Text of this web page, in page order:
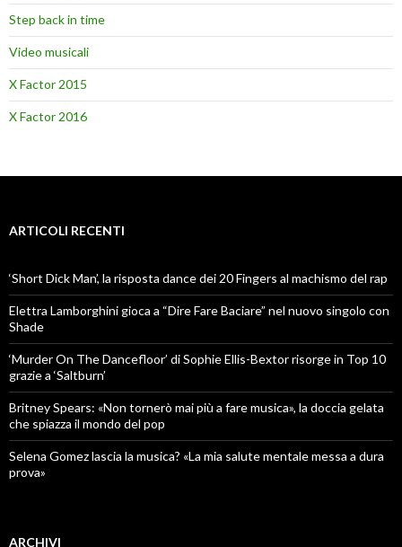
Step back in time
Video musicali
X Factor 2015
X Factor 2016
ARTICOLI RECENTI
‘Short Dick Man’, la risposta dance dei 20 Fingers al machismo del rap
Elettra Lamborghini gioca a “Dire Fare Baciare” nel nuovo singolo con
Shade
‘Murder On The Dancefloor’ di Sophie Ellis-Bextor risorge in Top 10
grazie a ‘Saltburn’
Britney Spears: «Non tornerò mai più a fare musica», la doccia gelata
che spiazza il mondo del pop
Selena Gomez lascia la musica? «La mia salute mentale messa a dura
prova»
ARCHIVI